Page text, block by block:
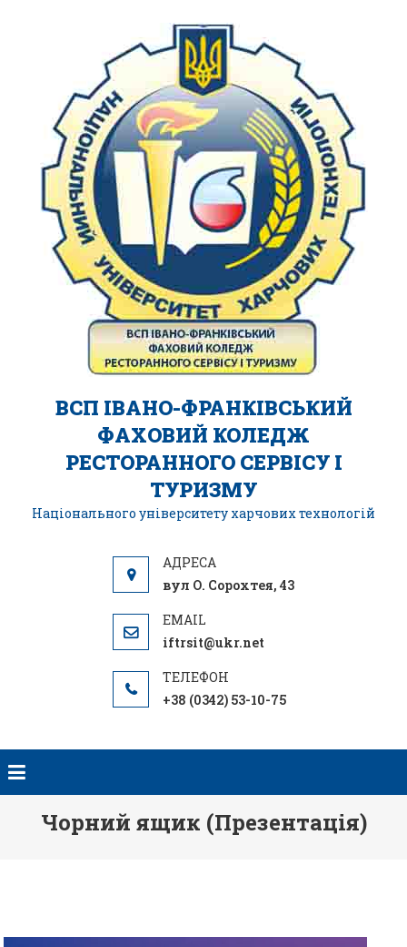
ВСП ІВАНО-ФРАНКІВСЬКИЙ
ФАХОВИЙ КОЛЕДЖ
РЕСТОРАННОГО СЕРВІСУ І
ТУРИЗМУ
Національного університету харчових технологій
вул О. Сорохтея, 43
iftrsit@ukr.net
+38 (0342) 53-10-75
Чорний ящик (Презентація)